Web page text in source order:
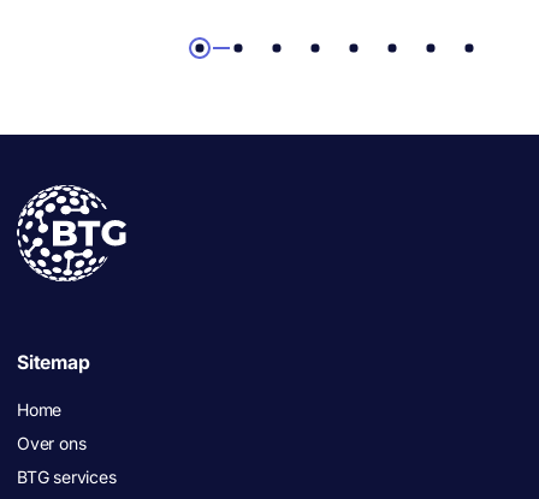
1 2 3 4 5 6 7 8
Sitemap
Home
Over ons
BTG services